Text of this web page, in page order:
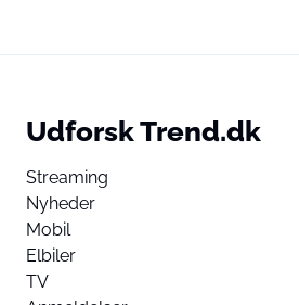
Udforsk Trend.dk
Streaming
Nyheder
Mobil
Elbiler
TV